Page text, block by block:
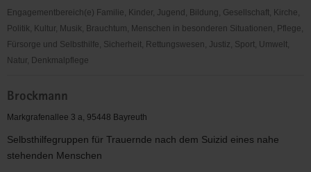
e.V.
Engagementbereich(e) Familie, Kinder, Jugend, Bildung, Gesellschaft, Kirche,
Politik, Kultur, Musik, Brauchtum, Menschen in besonderen Situationen, Pflege,
Fürsorge und Selbsthilfe, Sicherheit, Rettungswesen, Justiz, Sport, Umwelt,
Natur, Denkmalpflege
e.V.
Brockmann
Markgrafenallee 3 a, 95448 Bayreuth
Selbsthilfegruppen für Trauernde nach dem Suizid eines nahe
stehenden Menschen